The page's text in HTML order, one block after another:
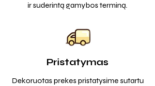
ir suderintą gamybos terminą.
Pristatymas
Dekoruotas prekes pristatysime sutartu